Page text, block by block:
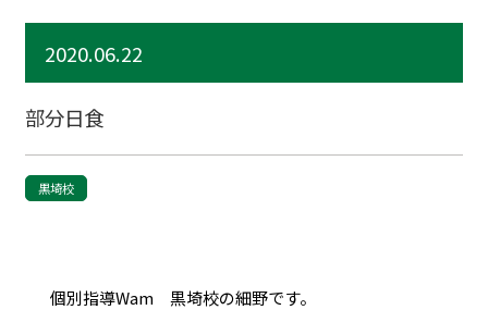
2020.06.22
部分日食
黒埼校
個別指導Wam 黒埼校の細野です。